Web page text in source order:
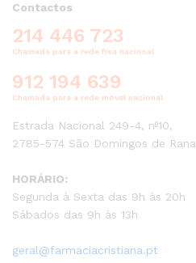
Contactos
214 446 723
Chamada para a rede fixa nacional
912 194 639
Chamada para a rede móvel nacional
Estrada Nacional 249-4, nº10,
2785-574 São Domingos de Rana
HORÁRIO:
Segunda à Sexta das 9h às 20h
Sábados das 9h às 13h
geral@farmaciacristiana.pt